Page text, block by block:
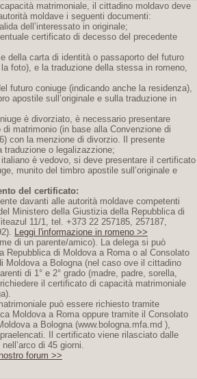
matrimoniale, il cittadino moldavo deve
moldave i seguenti documenti:
dell’interessato in originale;
certificato di decesso del precedente
della carta di identità o passaporto del futuro
foto), e la traduzione della stessa in romeno,
futuro coniuge (indicando anche la residenza),
apostile sull’originale e sulla traduzione in
è divorziato, è necessario presentare
di matrimonio (in base alla Convenzione di
con la menzione di divorzio. Il presente
traduzione o legalizazzione;
è vedovo, si deve presentare il certificato
munito del timbro apostile sull’originale e
del certificato:
davanti alle autorità moldave competenti
Ministero della Giustizia della Repubblica di
11/1, tel. +373 22 257185, 257187,
Leggi l'informazione in romeno >>
di un parente/amico). La delega si può
Repubblica di Moldova a Roma o al Consolato
Moldova a Bologna (nel caso ove il cittadino
di 1° e 2° grado (madre, padre, sorella,
il certificato di capacità matrimoniale
può essere richiesto tramite
Moldova a Roma oppure tramite il Consolato
a Bologna (www.bologna.mfa.md ),
Il certificato viene rilasciato dalle
di 45 giorni.
forum >>